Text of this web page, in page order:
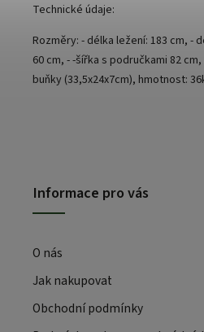
Technické údaje:
Rozměry: - délka ležení: 183 cm, -
60 cm, - -šířka s područkami 82
buňky (33,5x24x7cm), hmotnost:
Informace pro vás
O nás
Jak nakupovat
Obchodní podmínky